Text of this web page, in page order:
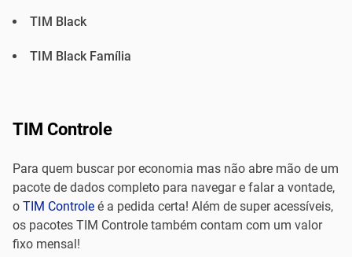
TIM Black
TIM Black Família
TIM Controle
Para quem buscar por economia mas não abre mão de um
pacote de dados completo para navegar e falar a vontade,
o TIM Controle é a pedida certa! Além de super acessíveis,
os pacotes TIM Controle também contam com um valor
fixo mensal!